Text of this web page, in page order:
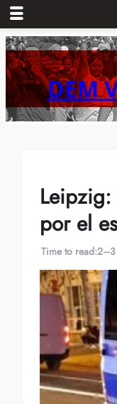
Skip
to
content DEM
Leipzig:
por el
Time to read:2–3